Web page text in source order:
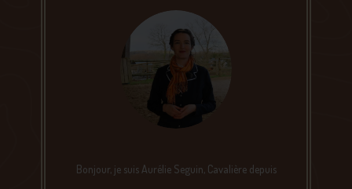
Bonjour, je suis Aurélie Seguin, Cavalière depuis